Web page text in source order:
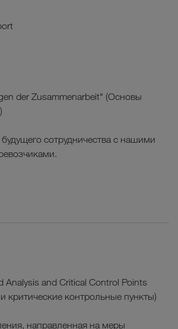
der Zusammenarbeit" (Основы
сотрудничества с нашими
Analysis and Critical Control Points
критические контрольные пункты)
направленная на меры